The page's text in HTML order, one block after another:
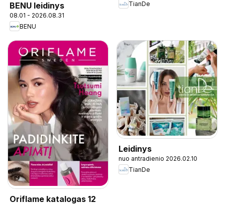
BENU leidinys
08.01 - 2026.08.31
BENU
TianDe
Oriflame katalogas 12
Leidinys
nuo antradienio 2026.02.10
TianDe